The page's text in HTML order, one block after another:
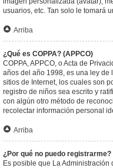
usuarios, etc. Tan solo le tomará
Arriba
¿Qué es COPPA? (APPCO)
COPPA, APPCO, o Acta de
años del año 1998, es una ley de
sitios de Internet, los cuales son
registro de niños sea escrito y
con algún otro método de
recolectar información personal
Arriba
¿Por qué no puedo registrarme?
Es posible que La Administración